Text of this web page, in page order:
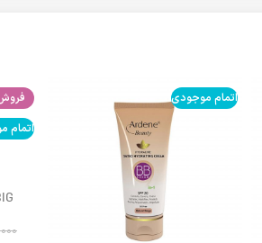
اتمام موجودی
اتمام